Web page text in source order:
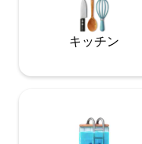
キッチン